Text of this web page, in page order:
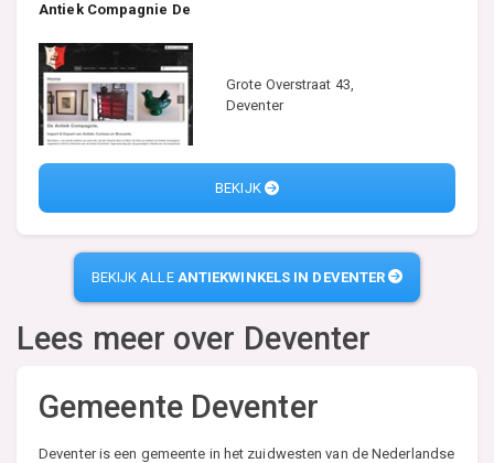
Antiek Compagnie De
Grote Overstraat 43,
Deventer
BEKIJK
BEKIJK ALLE ANTIEKWINKELS IN DEVENTER
Lees meer over Deventer
Gemeente Deventer
Deventer is een gemeente in het zuidwesten van de Nederlandse